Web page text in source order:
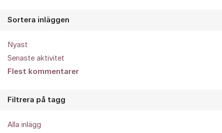
Sortera inläggen
Nyast
Senaste aktivitet
Flest kommentarer
Filtrera på tagg
Alla inlägg